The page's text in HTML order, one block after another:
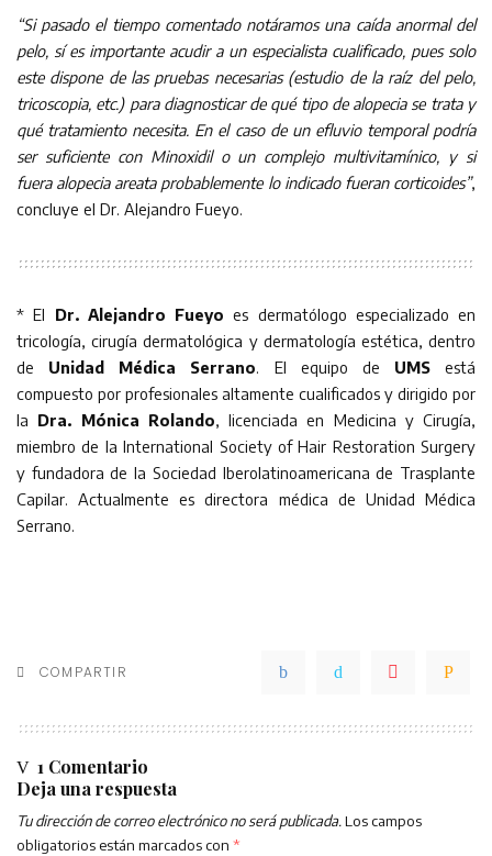
“Si pasado el tiempo comentado notáramos una caída anormal del
pelo, sí es importante acudir a un especialista cualificado, pues solo
este dispone de las pruebas necesarias (estudio de la raíz del pelo,
tricoscopia, etc.) para diagnosticar de qué tipo de alopecia se trata y
qué tratamiento necesita. En el caso de un efluvio temporal podría
ser suficiente con Minoxidil o un complejo multivitamínico, y si
fuera alopecia areata probablemente lo indicado fueran corticoides”,
concluye el Dr. Alejandro Fueyo.
* El Dr. Alejandro Fueyo es dermatólogo especializado en
tricología, cirugía dermatológica y dermatología estética, dentro
de Unidad Médica Serrano. El equipo de UMSestá
compuesto por profesionales altamente cualificados y dirigido por
la Dra. Mónica Rolando, licenciada en Medicina y Cirugía,
miembro de la International Society of Hair Restoration Surgery
y fundadora de la Sociedad Iberolatinoamericana de Trasplante
Capilar. Actualmente es directora médica de Unidad Médica
Serrano.
COMPARTIR
1 Comentario
Deja una respuesta
Tu dirección de correo electrónico no será publicada.Los campos
obligatorios están marcados con *